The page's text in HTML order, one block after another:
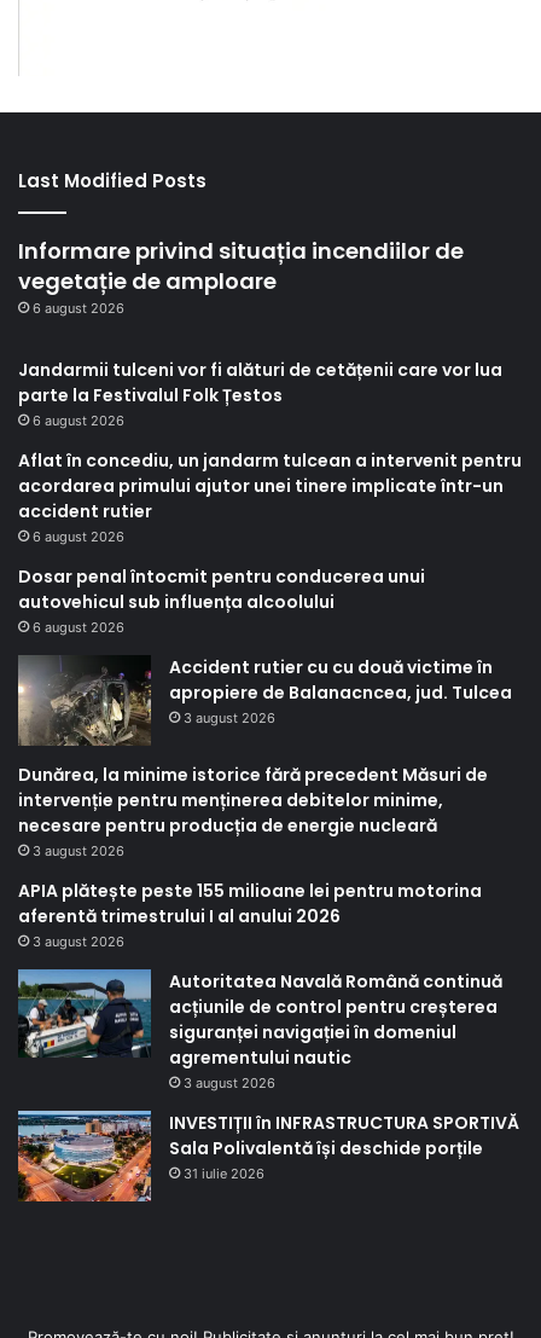
Last Modified Posts
Informare privind situația incendiilor de
vegetație de amploare
6 august 2026
Jandarmii tulceni vor fi alături de cetățenii care vor lua
parte la Festivalul Folk Țestos
6 august 2026
Aflat în concediu, un jandarm tulcean a intervenit pentru
acordarea primului ajutor unei tinere implicate într-un
accident rutier
6 august 2026
Dosar penal întocmit pentru conducerea unui
autovehicul sub influența alcoolului
6 august 2026
Accident rutier cu cu două victime în
apropiere de Balanacncea, jud. Tulcea
3 august 2026
Dunărea, la minime istorice fără precedent Măsuri de
intervenție pentru menținerea debitelor minime,
necesare pentru producția de energie nucleară
3 august 2026
APIA plătește peste 155 milioane lei pentru motorina
aferentă trimestrului I al anului 2026
3 august 2026
Autoritatea Navală Română continuă
acțiunile de control pentru creșterea
siguranței navigației în domeniul
agrementului nautic
3 august 2026
INVESTIȚII în INFRASTRUCTURA SPORTIVĂ
Sala Polivalentă își deschide porțile
31 iulie 2026